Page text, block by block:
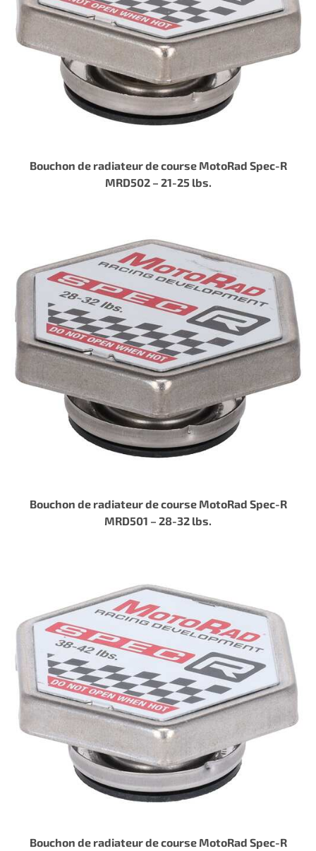
Bouchon de radiateur de course MotoRad Spec-R
MRD502 – 21-25 lbs.
Bouchon de radiateur de course MotoRad Spec-R
MRD501 – 28-32 lbs.
Bouchon de radiateur de course MotoRad Spec-R